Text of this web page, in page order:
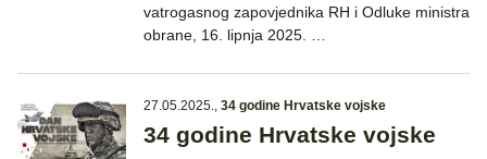
vatrogasnog zapovjednika RH i Odluke ministra
obrane, 16. lipnja 2025. …
27.05.2025., 34 godine Hrvatske vojske
34 godine Hrvatske vojske